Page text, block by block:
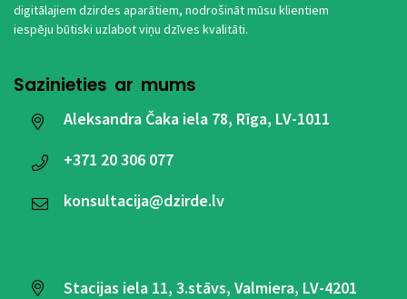
digitālajiem dzirdes aparātiem, nodrošināt mūsu klientiem
iespēju būtiski uzlabot viņu dzīves kvalitāti.
Sazinieties ar mums
Aleksandra Čaka iela 78, Rīga, LV-1011
+371 20 306 077
konsultacija@dzirde.lv
Stacijas iela 11, 3.stāvs, Valmiera, LV-4201